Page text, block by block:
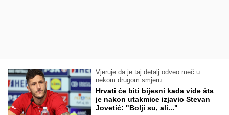
Vjeruje da je taj detalj odveo meč u
nekom drugom smjeru
Hrvati će biti bijesni kada vide šta
je nakon utakmice izjavio Stevan
Jovetić: "Bolji su, ali..."